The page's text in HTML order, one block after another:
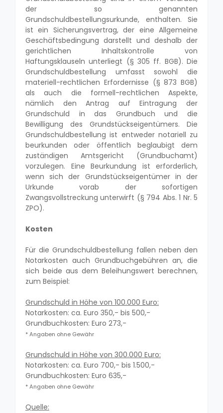
der so genannten
Grundschuldbestellungsurkunde, enthalten. Sie
ist ein Sicherungsvertrag, der eine Allgemeine
Geschäftsbedingung darstellt und deshalb der
gerichtlichen Inhaltskontrolle von
Haftungsklauseln unterliegt (§ 305 ff. BGB). Die
Grundschuldbestellung umfasst sowohl die
materiell-rechtlichen Erfordernisse (§ 873 BGB)
als auch die formell-rechtlichen Aspekte,
nämlich den Antrag auf Eintragung der
Grundschuld in das Grundbuch und die
Bewilligung des Grundstückseigentümers. Die
Grundschuldbestellung ist entweder notariell zu
beurkunden oder öffentlich beglaubigt dem
zuständigen Amtsgericht (Grundbuchamt)
vorzulegen. Eine Beurkundung ist erforderlich,
wenn sich der Grundstückseigentümer in der
Urkunde vorab der sofortigen
Zwangsvollstreckung unterwirft (§ 794 Abs. 1 Nr. 5
ZPO).
Kosten
Für die Grundschuldbestellung fallen neben den
Notarkosten auch Grundbuchgebühren an, die
sich beide aus dem Beleihungswert berechnen,
zum Beispiel:
Grundschuld in Höhe von 100.000 Euro:
Notarkosten: ca. Euro 350,- bis 500,-
Grundbuchkosten: Euro 273,-
* Angaben ohne Gewähr
Grundschuld in Höhe von 300.000 Euro:
Notarkosten: ca. Euro 700,- bis 1.500,-
Grundbuchkosten: Euro 635,-
* Angaben ohne Gewähr
Quelle: